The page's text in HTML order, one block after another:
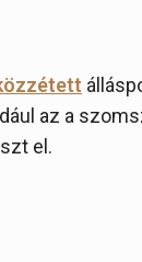
az a
el.